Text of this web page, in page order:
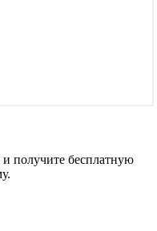
получите бесплатную